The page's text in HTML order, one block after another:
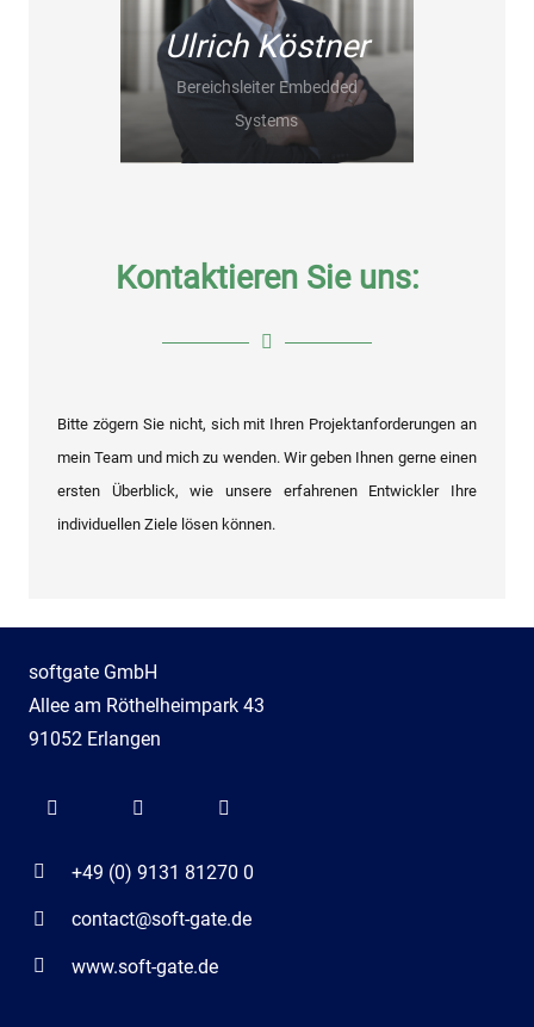
Ulrich Köstner
Bereichsleiter Embedded
Systems
Kontaktieren Sie uns:
Bitte zögern Sie nicht, sich mit Ihren Projektanforderungen an
mein Team und mich zu wenden. Wir geben Ihnen gerne einen
ersten Überblick, wie unsere erfahrenen Entwickler Ihre
individuellen Ziele lösen können.
softgate GmbH
Allee am Röthelheimpark 43
91052 Erlangen
+49 (0) 9131 81270 0
contact@soft-gate.de
www.soft-gate.de